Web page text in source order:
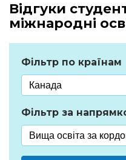
Відгуки
міжнародні
Фільтр по країнам
Фільтр за